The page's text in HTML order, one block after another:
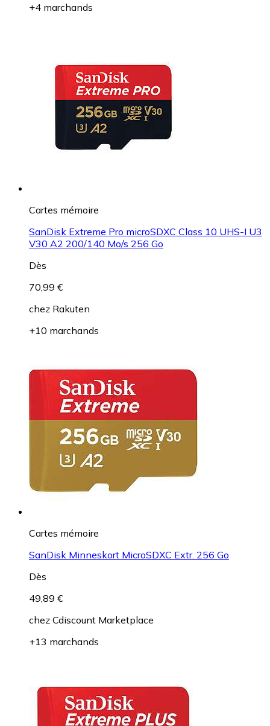
+4 marchands
Cartes mémoire
SanDisk Extreme Pro microSDXC Class 10 UHS-I U3
V30 A2 200/140 Mo/s 256 Go
Dès
70,99 €
chez Rakuten
+10 marchands
Cartes mémoire
SanDisk Minneskort MicroSDXC Extr. 256 Go
Dès
49,89 €
chez Cdiscount Marketplace
+13 marchands